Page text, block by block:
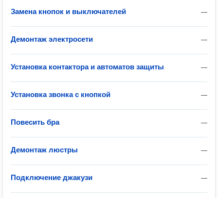
—
Замена кнопок и выключателей
—
Демонтаж электросети
—
Установка контактора и автоматов защиты
—
Установка звонка с кнопкой
—
Повесить бра
—
Демонтаж люстры
—
Подключение джакузи